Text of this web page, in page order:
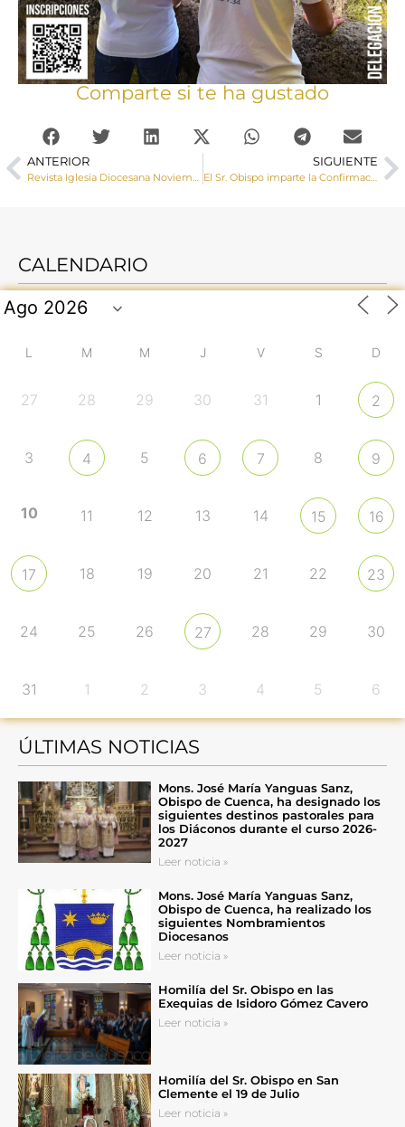
Comparte si te ha gustado
ANTERIOR
Revista Iglesia Diocesana Noviembre 2022
SIGUIENTE
El Sr. Obispo imparte la Confirmación a un grupo de jóvenes de Iniesta
CALENDARIO
L M M J V S D
27 28 29 30 31 1 2
3 4 5 6 7 8 9
10 11 12 13 14 15 16
17 18 19 20 21 22 23
24 25 26 27 28 29 30
31 1 2 3 4 5 6
ÚLTIMAS NOTICIAS
Mons. José María Yanguas Sanz,
Obispo de Cuenca, ha designado los
siguientes destinos pastorales para
los Diáconos durante el curso 2026-
2027
Leer noticia »
Mons. José María Yanguas Sanz,
Obispo de Cuenca, ha realizado los
siguientes Nombramientos
Diocesanos
Leer noticia »
Homilía del Sr. Obispo en las
Exequias de Isidoro Gómez Cavero
Leer noticia »
Homilía del Sr. Obispo en San
Clemente el 19 de Julio
Leer noticia »